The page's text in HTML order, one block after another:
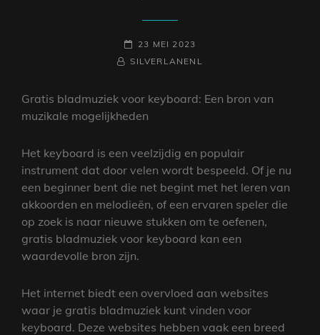
GEPLAATST
OP
23 MEI 2023
NAAMREGEL
BYLINE
SILVERLANENL
Gratis bladmuziek voor keyboard: Een bron van
muzikale mogelijkheden
Het keyboard is een veelzijdig en populair
instrument dat door velen wordt bespeeld. Of je nu
een beginner bent die net begint met het leren van
akkoorden en melodieën, of een ervaren speler die
op zoek is naar nieuwe stukken om te oefenen,
gratis bladmuziek voor keyboard kan een
waardevolle bron zijn.
Het internet biedt een overvloed aan websites
waar je gratis bladmuziek kunt vinden voor
keyboard. Deze websites hebben vaak een breed